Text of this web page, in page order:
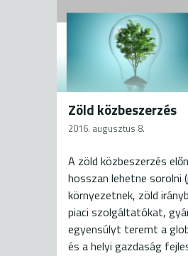
Zöld közbeszerzés
2016. augusztus 8.
A zöld közbeszerzés
hosszan lehetne sorolni
környezetnek, zöld
piaci szolgáltatókat,
egyensúlyt teremt a
és a helyi gazdaság